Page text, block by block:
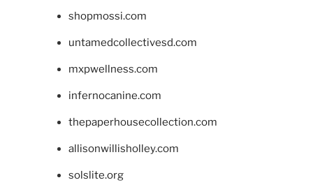
shopmossi.com
untamedcollectivesd.com
mxpwellness.com
infernocanine.com
thepaperhousecollection.com
allisonwillisholley.com
solslite.org